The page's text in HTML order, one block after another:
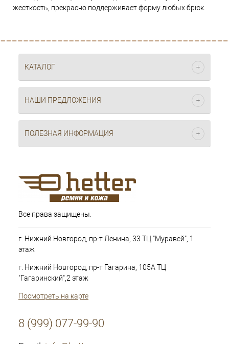
жесткость, прекрасно поддерживает форму любых брюк.
КАТАЛОГ
НАШИ ПРЕДЛОЖЕНИЯ
ПОЛЕЗНАЯ ИНФОРМАЦИЯ
Все права защищены.
г. Нижний Новгород, пр-т Ленина, 33 ТЦ "Муравей", 1
этаж
г. Нижний Новгород, пр-т Гагарина, 105А ТЦ
"Гагаринский",2 этаж
Посмотреть на карте
8 (999) 077-99-90